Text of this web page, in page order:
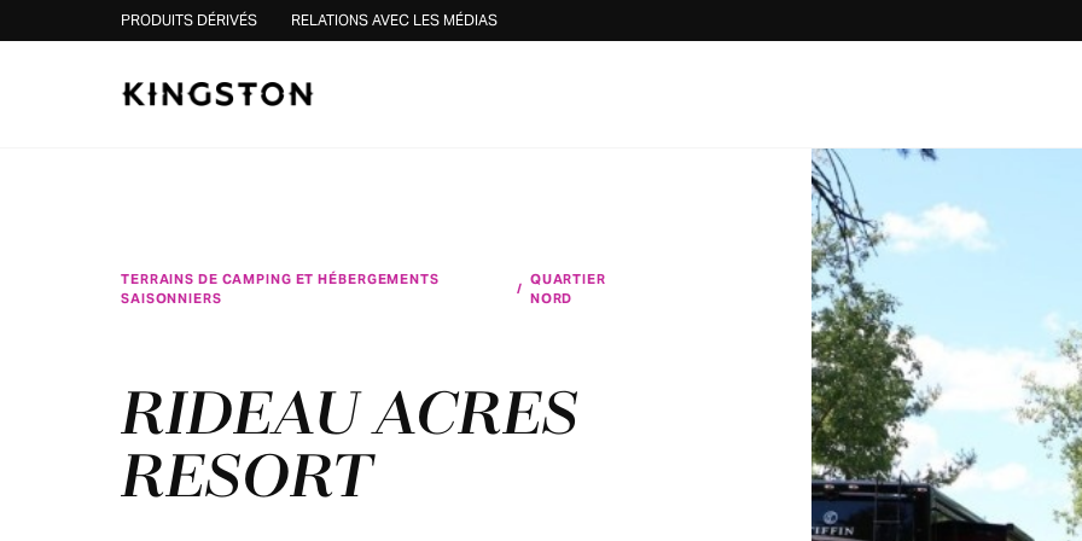
Skip to contentPRODUITS DÉRIVÉS RELATIONS AVEC LES MÉDIAS
TERRAINS DE CAMPING ET HÉBERGEMENTS
SAISONNIERS
/
QUARTIER
NORD
RIDEAU ACRES
RESORT